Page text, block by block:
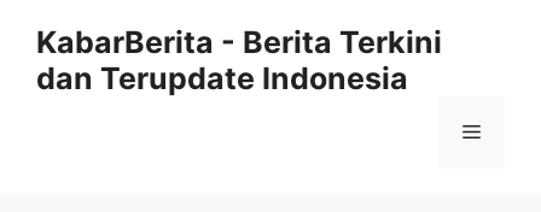
KabarBerita - Berita Terkini
dan Terupdate Indonesia
Menu